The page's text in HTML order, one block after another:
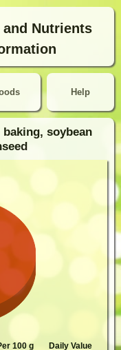
Nutrients
Help
soybean
100 g
Daily Value